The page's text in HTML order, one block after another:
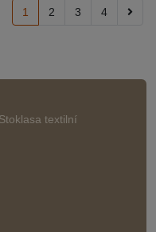
1 2 3 4
Stoklasa textilní